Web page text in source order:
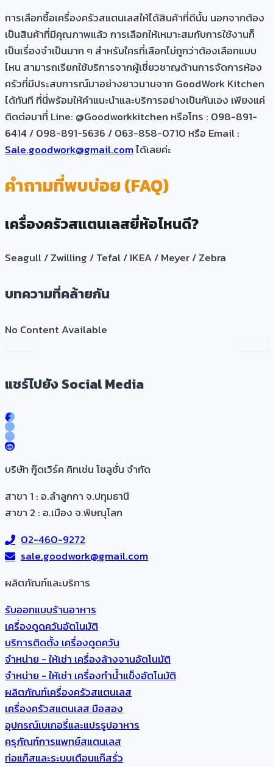
การเลือกซื้อเครื่องครัวสแตนเลสให้ได้สินค้าที่ดีนั้น นอกจากต้อง
เป็นสินค้าที่มีคุณภาพแล้ว การเลือกให้เหมาะสมกับการใช้งานก็
เป็นเรื่องจำเป็นมาก ๆ สำหรับใครที่เลือกไม่ถูกว่าต้องเลือกแบบ
ไหน สามารถเรียกใช้บริการจากผู้เชี่ยวชาญด้านการจัดการห้อง
ครัวที่มีประสบการณ์มาอย่างยาวนานจาก GoodWork Kitchen
ได้ทันที ที่นี่พร้อมให้คำแนะนำและบริการอย่างเป็นกันเอง เพียงแค่
ติดต่อมาที่ Line: @Goodworkkitchen หรือโทร : 098-891-
6414 / 098-891-5636 / 063-858-0710 หรือ Email :
Sale.goodwork@gmail.comได้เลยค่ะ
คำถามที่พบบ่อย (FAQ)
เครื่องครัวสแตนเลสยี่ห้อไหนดี?
Seagull / Zwilling / Tefal / IKEA / Meyer / Zebra
บทความที่คล้ายกัน
No Content Available
แชร์ไปยัง Social Media
บริษัท กู๊ดเวิร์ค คิทเช่น โซลูชั่น จำกัด
สาขา 1 : อ.ลำลูกกา จ.ปทุมธานี
สาขา 2 : อ.เมือง จ.พิษณุโลก
02-460-9272
sale.goodwork@gmail.com
ผลิตภัณฑ์และบริการ​
รับออกแบบร้านอาหาร
เครื่องดูดควันอัตโนมัติ
บริการติดตั้ง เครื่องดูดควัน
จำหน่าย - ให้เช่า เครื่องล้างจานอัตโนมัติ
จำหน่าย - ให้เช่า เครื่องทำน้ำแข็งอัตโนมัติ
ผลิตภัณฑ์เครื่องครัวสแตนเลส
เครื่องครัวสแตนเลส มือสอง
อุปกรณ์เบเกอรี่และแปรรูปอาหาร
ครุภัณฑ์การแพทย์สแตนเลส
ท่อแก๊สและระบบเตือนแก๊สรั่ว